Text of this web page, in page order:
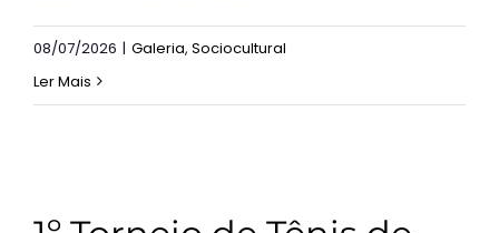
08/07/2026 | Galeria, Sociocultural
Ler Mais